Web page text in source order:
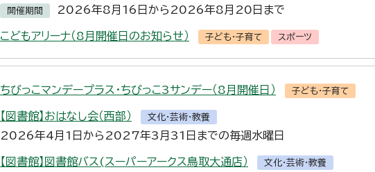
開催期間 2026年8月16日から2026年8月20日まで
こどもアリーナ（8月開催日のお知らせ） 子ども・子育て スポーツ
ちびっこマンデープラス・ちびっこ3サンデー（8月開催日） 子ども・子育て
【図書館】おはなし会（西部） 文化・芸術・教養
2026年4月1日から2027年3月31日までの毎週水曜日
【図書館】図書館バス(スーパーアークス鳥取大通店） 文化・芸術・教養